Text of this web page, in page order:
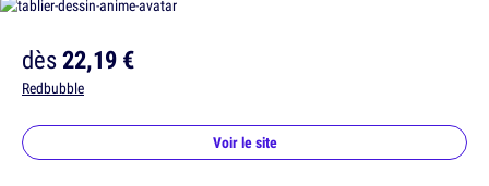
dès22,19 €
Redbubble
Voir le site